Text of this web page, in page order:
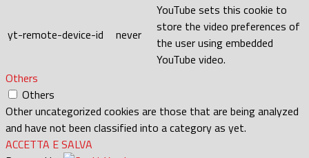
yt-remote-device-id never
YouTube sets this cookie to
store the video preferences of
the user using embedded
YouTube video.
Others
Others
Other uncategorized cookies are those that are being analyzed
and have not been classified into a category as yet.
ACCETTA E SALVA